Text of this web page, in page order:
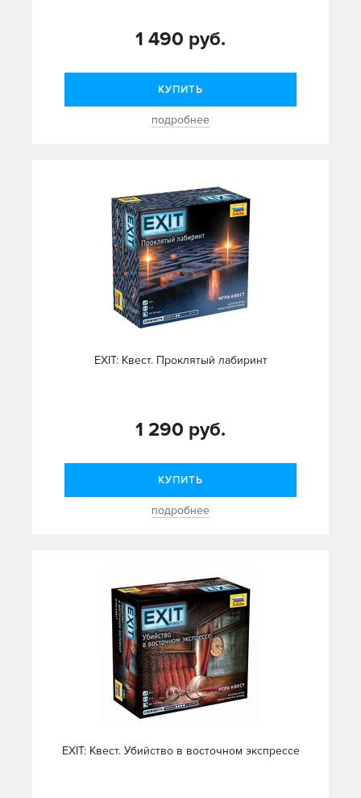
1 490 руб.
КУПИТЬ
подробнее
EXIT: Квест. Проклятый лабиринт
1 290 руб.
КУПИТЬ
подробнее
EXIT: Квест. Убийство в восточном экспрессе